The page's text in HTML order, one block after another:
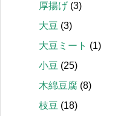
厚揚げ (3)
大豆 (3)
大豆ミート (1)
小豆 (25)
木綿豆腐 (8)
枝豆 (18)